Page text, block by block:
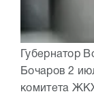
Губернатор
Бочаров 2
комитета